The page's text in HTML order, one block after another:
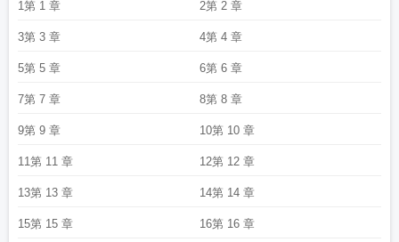
1第 1 章 2第 2 章
3第 3 章 4第 4 章
5第 5 章 6第 6 章
7第 7 章 8第 8 章
9第 9 章 10第 10 章
11第 11 章 12第 12 章
13第 13 章 14第 14 章
15第 15 章 16第 16 章